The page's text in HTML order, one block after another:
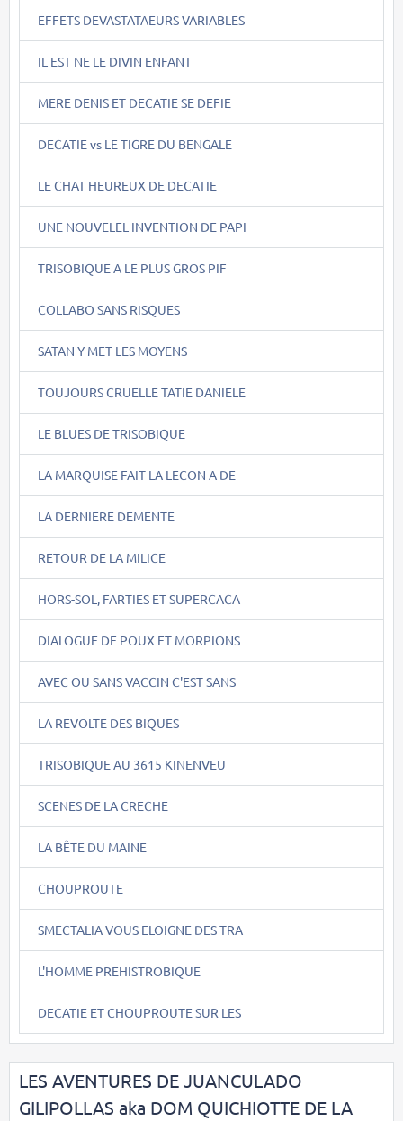
EFFETS DEVASTATAEURS VARIABLES
IL EST NE LE DIVIN ENFANT
MERE DENIS ET DECATIE SE DEFIE
DECATIE vs LE TIGRE DU BENGALE
LE CHAT HEUREUX DE DECATIE
UNE NOUVELEL INVENTION DE PAPI
TRISOBIQUE A LE PLUS GROS PIF
COLLABO SANS RISQUES
SATAN Y MET LES MOYENS
TOUJOURS CRUELLE TATIE DANIELE
LE BLUES DE TRISOBIQUE
LA MARQUISE FAIT LA LECON A DE
LA DERNIERE DEMENTE
RETOUR DE LA MILICE
HORS-SOL, FARTIES ET SUPERCACA
DIALOGUE DE POUX ET MORPIONS
AVEC OU SANS VACCIN C'EST SANS
LA REVOLTE DES BIQUES
TRISOBIQUE AU 3615 KINENVEU
SCENES DE LA CRECHE
LA BÊTE DU MAINE
CHOUPROUTE
SMECTALIA VOUS ELOIGNE DES TRA
L'HOMME PREHISTROBIQUE
DECATIE ET CHOUPROUTE SUR LES
LES AVENTURES DE JUANCULADO
GILIPOLLAS aka DOM QUICHIOTTE DE LA